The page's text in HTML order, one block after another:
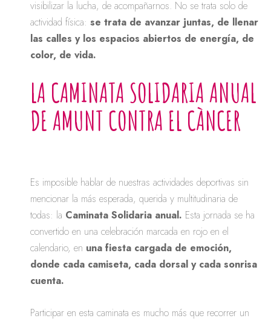
visibilizar la lucha, de acompañarnos. No se trata solo de
actividad física:se trata de avanzar juntas, de llenar
las calles y los espacios abiertos de energía, de
color, de vida.
LA CAMINATA SOLIDARIA ANUAL
DE AMUNT CONTRA EL CÀNCER
Es imposible hablar de nuestras actividades deportivas sin
mencionar la más esperada, querida y multitudinaria de
todas: la Caminata Solidaria anual. Esta jornada se ha
convertido en una celebración marcada en rojo en el
calendario, en una fiesta cargada de emoción,
donde cada camiseta, cada dorsal y cada sonrisa
cuenta.
Participar en esta caminata es mucho más que recorrer un